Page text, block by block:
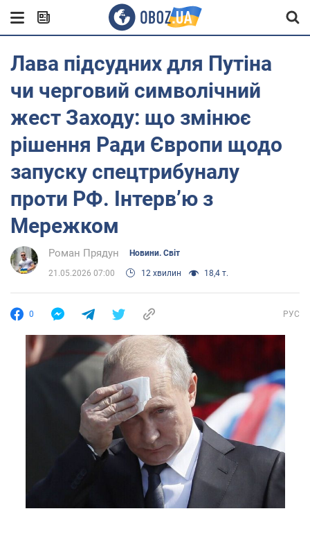
Лава підсудних для Путіна
чи черговий символічний
жест Заходу: що змінює
рішення Ради Європи щодо
запуску спецтрибуналу
проти РФ. Інтерв’ю з
Мережком
Роман Прядун Новини. Світ
21.05.2026 07:00 12 хвилин 18,4 т.
0 РУС